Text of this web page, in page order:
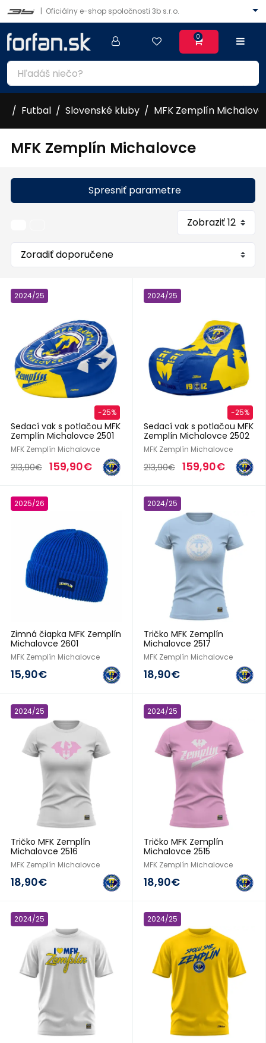
| Oficiálny e-shop spoločnosti 3b s.r.o.
0
Futbal Slovenské kluby MFK Zemplín
MFK Zemplín Michalovce
Spresniť parametre
2024/25
-25%
Sedací vak s potlačou MFK
Zemplín Michalovce 2501
MFK Zemplín Michalovce
213,90€ 159,90€
2024/25
-25%
Sedací vak s potlačou MFK
Zemplín Michalovce 2502
MFK Zemplín Michalovce
213,90€ 159,90€
2025/26
Zimná čiapka MFK Zemplín
Michalovce 2601
MFK Zemplín Michalovce
15,90€
2024/25
Tričko MFK Zemplín
Michalovce 2517
MFK Zemplín Michalovce
18,90€
2024/25
Tričko MFK Zemplín
Michalovce 2516
MFK Zemplín Michalovce
18,90€
2024/25
Tričko MFK Zemplín
Michalovce 2515
MFK Zemplín Michalovce
18,90€
2024/25 2024/25